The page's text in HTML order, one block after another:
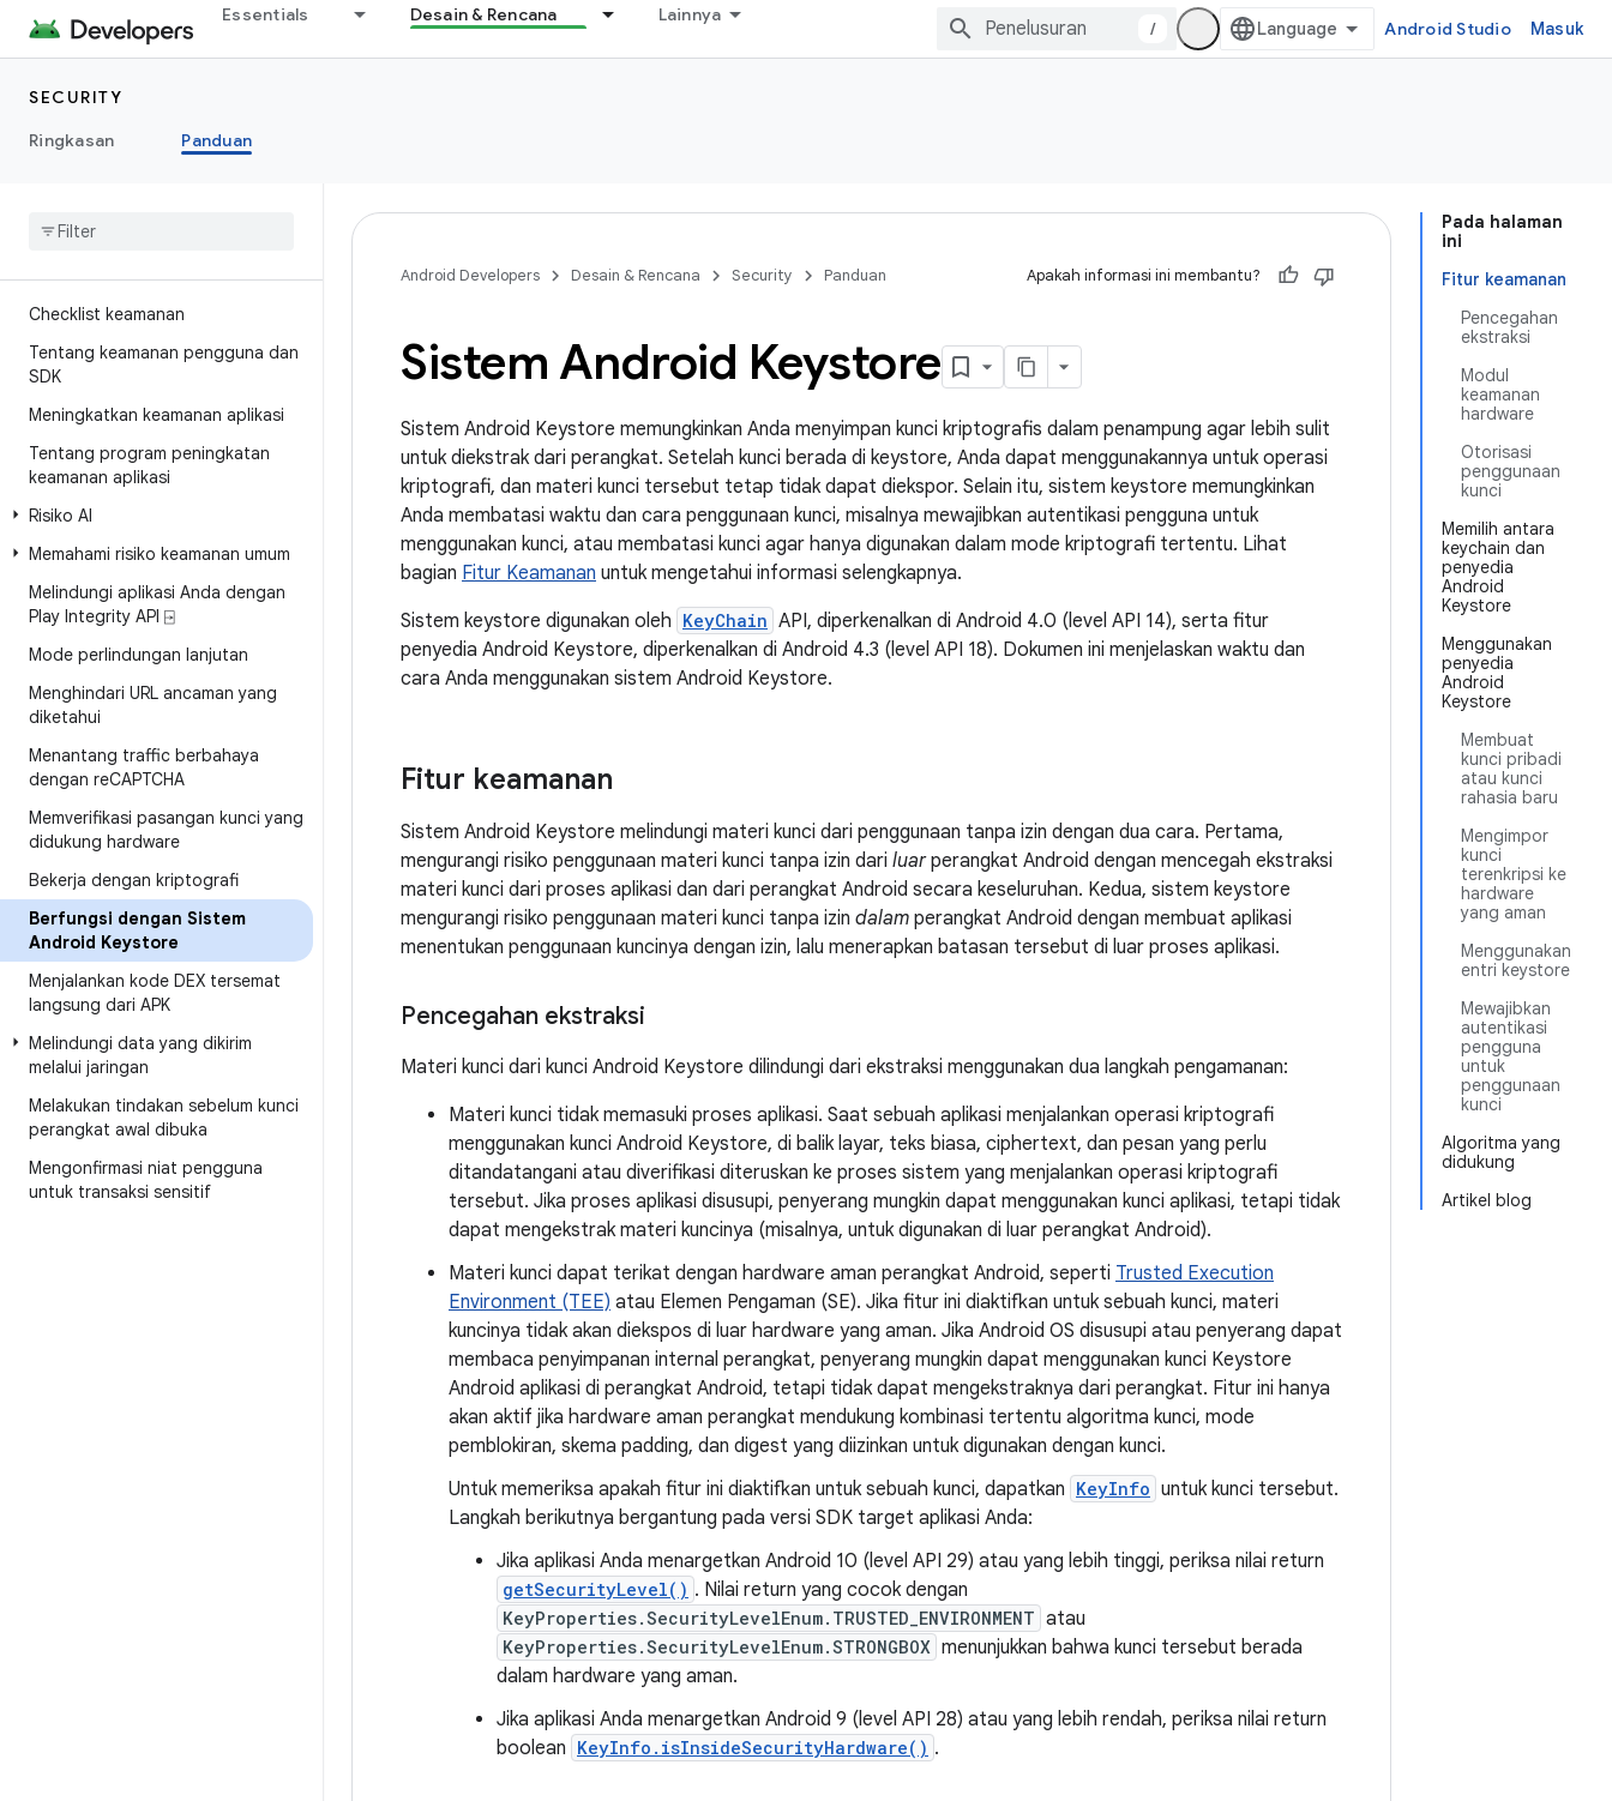
Essentials Desain & Rencana Lainnya
/ Android Studio Masuk
SECURITY
Ringkasan
Panduan
Checklist keamanan
Tentang keamanan pengguna dan
SDK
Meningkatkan keamanan aplikasi
Tentang program peningkatan
keamanan aplikasi
Risiko AI
Memahami risiko keamanan umum
Melindungi aplikasi Anda dengan
Play Integrity API ⍈
Mode perlindungan lanjutan
Menghindari URL ancaman yang
diketahui
Menantang traffic berbahaya
dengan reCAPTCHA
Memverifikasi pasangan kunci yang
didukung hardware
Bekerja dengan kriptografi
Berfungsi dengan Sistem
Android Keystore
Menjalankan kode DEX tersemat
langsung dari APK
Melindungi data yang dikirim
melalui jaringan
Melakukan tindakan sebelum kunci
perangkat awal dibuka
Mengonfirmasi niat pengguna
untuk transaksi sensitif
Pada halaman
ini
Fitur keamanan
Pencegahan
ekstraksi
Modul
keamanan
hardware
Otorisasi
penggunaan
kunci
Memilih antara
keychain dan
penyedia
Android
Keystore
Menggunakan
penyedia
Android
Keystore
Membuat
kunci pribadi
atau kunci
rahasia baru
Mengimpor
kunci
terenkripsi ke
hardware
yang aman
Menggunakan
entri keystore
Mewajibkan
autentikasi
pengguna
untuk
penggunaan
kunci
Algoritma yang
didukung
Artikel blog
Android Developers Desain & Rencana Security Panduan Apakah informasi ini membantu?
Sistem Android Keystore
Sistem Android Keystore memungkinkan Anda menyimpan kunci kriptografis dalam penampung agar lebih sulit
untuk diekstrak dari perangkat. Setelah kunci berada di keystore, Anda dapat menggunakannya untuk operasi
kriptografi, dan materi kunci tersebut tetap tidak dapat diekspor. Selain itu, sistem keystore memungkinkan
Anda membatasi waktu dan cara penggunaan kunci, misalnya mewajibkan autentikasi pengguna untuk
menggunakan kunci, atau membatasi kunci agar hanya digunakan dalam mode kriptografi tertentu. Lihat
bagian Fitur Keamanan untuk mengetahui informasi selengkapnya.
Sistem keystore digunakan oleh KeyChain API, diperkenalkan di Android 4.0 (level API 14), serta fitur
penyedia Android Keystore, diperkenalkan di Android 4.3 (level API 18). Dokumen ini menjelaskan waktu dan
cara Anda menggunakan sistem Android Keystore.
Fitur keamanan
Sistem Android Keystore melindungi materi kunci dari penggunaan tanpa izin dengan dua cara. Pertama,
mengurangi risiko penggunaan materi kunci tanpa izin dari luarperangkat Android dengan mencegah ekstraksi
materi kunci dari proses aplikasi dan dari perangkat Android secara keseluruhan. Kedua, sistem keystore
mengurangi risiko penggunaan materi kunci tanpa izin dalam perangkat Android dengan membuat aplikasi
menentukan penggunaan kuncinya dengan izin, lalu menerapkan batasan tersebut di luar proses aplikasi.
Pencegahan ekstraksi
Materi kunci dari kunci Android Keystore dilindungi dari ekstraksi menggunakan dua langkah pengamanan:
Materi kunci tidak memasuki proses aplikasi. Saat sebuah aplikasi menjalankan operasi kriptografi
menggunakan kunci Android Keystore, di balik layar, teks biasa, ciphertext, dan pesan yang perlu
ditandatangani atau diverifikasi diteruskan ke proses sistem yang menjalankan operasi kriptografi
tersebut. Jika proses aplikasi disusupi, penyerang mungkin dapat menggunakan kunci aplikasi, tetapi tidak
dapat mengekstrak materi kuncinya (misalnya, untuk digunakan di luar perangkat Android).
Materi kunci dapat terikat dengan hardware aman perangkat Android, seperti Trusted Execution
Environment (TEE) atau Elemen Pengaman (SE). Jika fitur ini diaktifkan untuk sebuah kunci, materi
kuncinya tidak akan diekspos di luar hardware yang aman. Jika Android OS disusupi atau penyerang dapat
membaca penyimpanan internal perangkat, penyerang mungkin dapat menggunakan kunci Keystore
Android aplikasi di perangkat Android, tetapi tidak dapat mengekstraknya dari perangkat. Fitur ini hanya
akan aktif jika hardware aman perangkat mendukung kombinasi tertentu algoritma kunci, mode
pemblokiran, skema padding, dan digest yang diizinkan untuk digunakan dengan kunci.
Untuk memeriksa apakah fitur ini diaktifkan untuk sebuah kunci, dapatkan KeyInfo untuk kunci tersebut.
Langkah berikutnya bergantung pada versi SDK target aplikasi Anda:
Jika aplikasi Anda menargetkan Android 10 (level API 29) atau yang lebih tinggi, periksa nilai return
getSecurityLevel() . Nilai return yang cocok dengan
KeyProperties.SecurityLevelEnum.TRUSTED_ENVIRONMENT atau
KeyProperties.SecurityLevelEnum.STRONGBOX menunjukkan bahwa kunci tersebut berada
dalam hardware yang aman.
Jika aplikasi Anda menargetkan Android 9 (level API 28) atau yang lebih rendah, periksa nilai return
boolean KeyInfo.isInsideSecurityHardware() .